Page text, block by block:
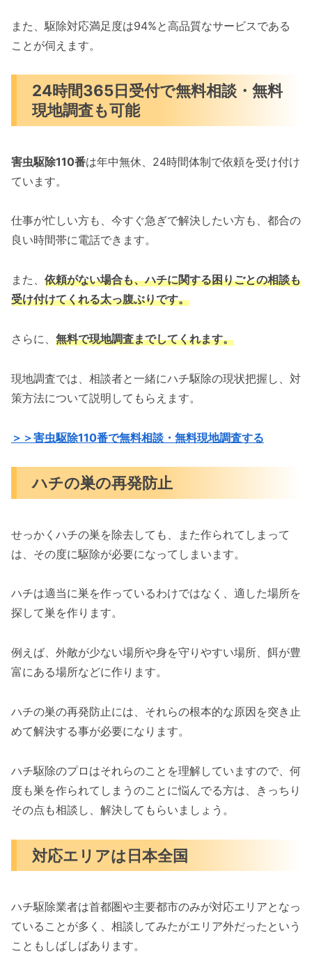
また、駆除対応満足度は94%と高品質なサービスである
ことが伺えます。
24時間365日受付で無料相談・無料
現地調査も可能
害虫駆除110番は年中無休、24時間体制で依頼を受け付け
ています。
仕事が忙しい方も、今すぐ急ぎで解決したい方も、都合の
良い時間帯に電話できます。
また、 依頼がない場合も、ハチに関する困りごとの相談も
受け付けてくれる太っ腹ぶりです。
さらに、 無料で現地調査までしてくれます。
現地調査では、相談者と一緒にハチ駆除の現状把握し、対
策方法について説明してもらえます。
＞＞害虫駆除110番で無料相談・無料現地調査する
ハチの巣の再発防止
せっかくハチの巣を除去しても、また作られてしまって
は、その度に駆除が必要になってしまいます。
ハチは適当に巣を作っているわけではなく、適した場所を
探して巣を作ります。
例えば、外敵が少ない場所や身を守りやすい場所、餌が豊
富にある場所などに作ります。
ハチの巣の再発防止には、それらの根本的な原因を突き止
めて解決する事が必要になります。
ハチ駆除のプロはそれらのことを理解していますので、何
度も巣を作られてしまうのことに悩んでる方は、きっちり
その点も相談し、解決してもらいましょう。
対応エリアは日本全国
ハチ駆除業者は首都圏や主要都市のみが対応エリアとなっ
ていることが多く、相談してみたがエリア外だったという
こともしばしばあります。